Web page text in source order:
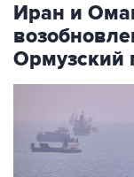
Иран и
Ормузский